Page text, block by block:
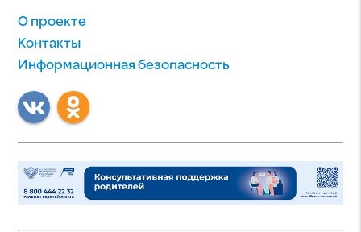
О проекте
Контакты
Информационная безопасность